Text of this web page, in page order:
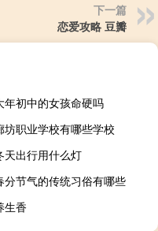
下一篇
恋爱攻略 豆瓣
年初中的女孩命硬吗
坊职业学校有哪些学校
天出行用什么灯
分节气的传统习俗有哪些
生香